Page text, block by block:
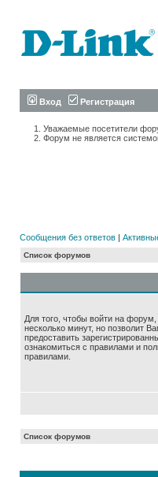
Вход Регистрация
Уважаемые посетители
Форум не является
Сообщения без ответов |
Список форумов
Для того, чтобы войти на
несколько минут, но позволит
предоставить
ознакомиться с правилами и
правилами.
Список форумов